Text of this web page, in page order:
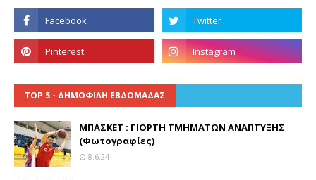
TOP 5 - ΔΗΜΟΦΙΛΗ ΕΒΔΟΜΑΔΑΣ
ΜΠΑΣΚΕΤ : ΓΙΟΡΤΗ ΤΜΗΜΑΤΩΝ ΑΝΑΠΤΥΞΗΣ
(Φωτογραφίες)
8.6.24